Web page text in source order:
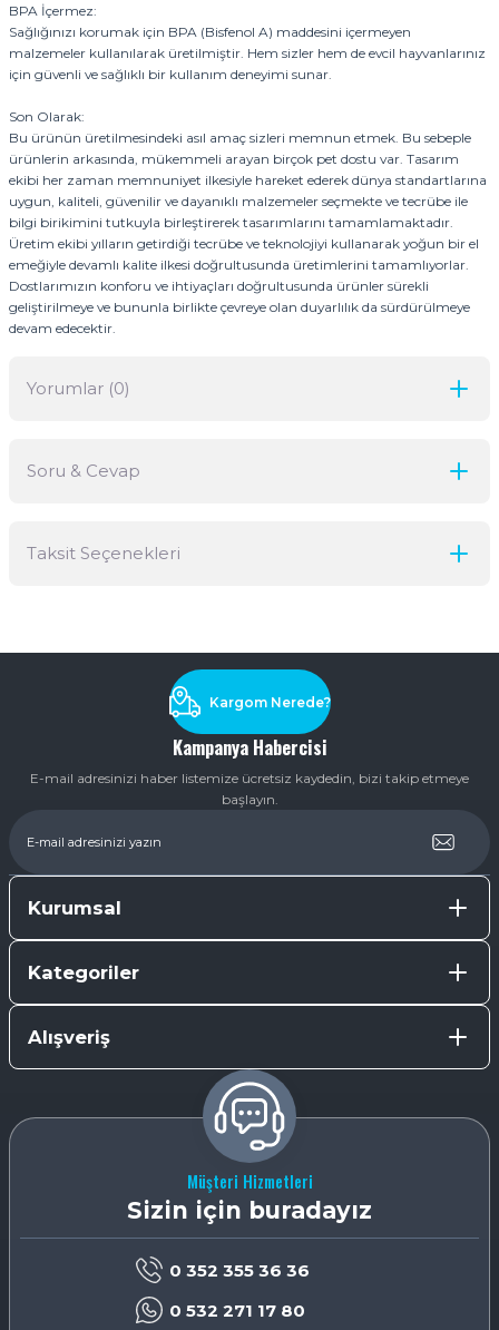
BPA İçermez:
Sağlığınızı korumak için BPA (Bisfenol A) maddesini içermeyen
malzemeler kullanılarak üretilmiştir. Hem sizler hem de evcil hayvanlarınız
için güvenli ve sağlıklı bir kullanım deneyimi sunar.
Son Olarak:
Bu ürünün üretilmesindeki asıl amaç sizleri memnun etmek. Bu sebeple
ürünlerin arkasında, mükemmeli arayan birçok pet dostu var. Tasarım
ekibi her zaman memnuniyet ilkesiyle hareket ederek dünya standartlarına
uygun, kaliteli, güvenilir ve dayanıklı malzemeler seçmekte ve tecrübe ile
bilgi birikimini tutkuyla birleştirerek tasarımlarını tamamlamaktadır.
Üretim ekibi yılların getirdiği tecrübe ve teknolojiyi kullanarak yoğun bir el
emeğiyle devamlı kalite ilkesi doğrultusunda üretimlerini tamamlıyorlar.
Dostlarımızın konforu ve ihtiyaçları doğrultusunda ürünler sürekli
geliştirilmeye ve bununla birlikte çevreye olan duyarlılık da sürdürülmeye
devam edecektir.
Yorumlar (0)
Soru & Cevap
Taksit Seçenekleri
Kampanya Habercisi
E-mail adresinizi haber listemize ücretsiz kaydedin, bizi takip etmeye
başlayın.
Kargom Nerede?
Kurumsal
Kategoriler
Alışveriş
Müşteri Hizmetleri
Sizin için buradayız
0 352 355 36 36
0 532 271 17 80